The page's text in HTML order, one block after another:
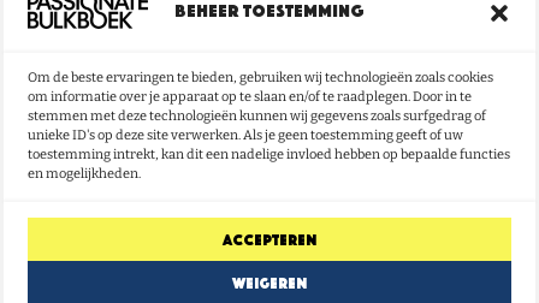
Beheer toestemming
Om de beste ervaringen te bieden, gebruiken wij technologieën zoals cookies
om informatie over je apparaat op te slaan en/of te raadplegen. Door in te
stemmen met deze technologieën kunnen wij gegevens zoals surfgedrag of
unieke ID's op deze site verwerken. Als je geen toestemming geeft of uw
toestemming intrekt, kan dit een nadelige invloed hebben op bepaalde functies
en mogelijkheden.
Accepteren
Weigeren
Onze nieuwsbrief vol boeken- en
NU INSCHRIJVEN